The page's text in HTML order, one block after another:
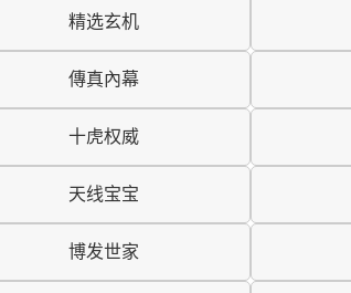
精选玄机
傳真內幕
十虎权威
天线宝宝
博发世家